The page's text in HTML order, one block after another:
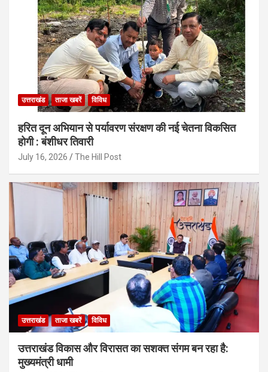
उत्तराखंड ताजा खबरें विविध
हरित दून अभियान से पर्यावरण संरक्षण की नई चेतना विकसित
होगी : बंशीधर तिवारी
July 16, 2026 The Hill Post
उत्तराखंड ताजा खबरें विविध
उत्तराखंड विकास और विरासत का सशक्त संगम बन रहा है:
मुख्यमंत्री धामी